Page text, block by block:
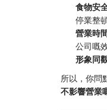
食物安
停業整
營業時
公司嘅
形象同
所以，你問
不影響營業